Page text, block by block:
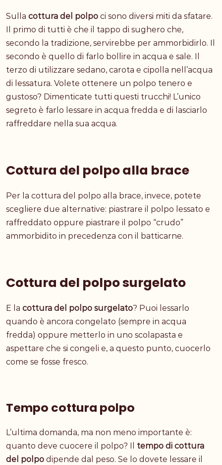
Sulla cottura del polpo ci sono diversi miti da sfatare.
Il primo di tutti è che il tappo di sughero che,
secondo la tradizione, servirebbe per ammorbidirlo. Il
secondo è quello di farlo bollire in acqua e sale. Il
terzo di utilizzare sedano, carota e cipolla nell’acqua
di lessatura. Volete ottenere un polpo tenero e
gustoso? Dimenticate tutti questi trucchi! L’unico
segreto è farlo lessare in acqua fredda e di lasciarlo
raffreddare nella sua acqua.
Cottura del polpo alla brace
Per la cottura del polpo alla brace, invece, potete
scegliere due alternative: piastrare il polpo lessato e
raffreddato oppure piastrare il polpo “crudo”
ammorbidito in precedenza con il batticarne.
Cottura del polpo surgelato
E la cottura del polpo surgelato? Puoi lessarlo
quando è ancora congelato (sempre in acqua
fredda) oppure metterlo in uno scolapasta e
aspettare che si congeli e, a questo punto, cuocerlo
come se fosse fresco.
Tempo cottura polpo
L’ultima domanda, ma non meno importante è:
quanto deve cuocere il polpo? Il tempo di cottura
del polpo dipende dal peso. Se lo dovete lessare il